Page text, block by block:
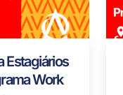
Estagiários
Work